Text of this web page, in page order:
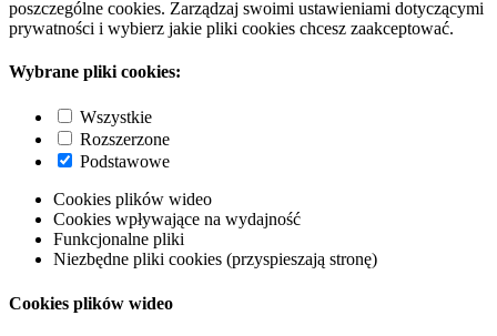
poszczególne cookies. Zarządzaj swoimi ustawieniami dotyczącymi
prywatności i wybierz jakie pliki cookies chcesz zaakceptować.
Wybrane pliki cookies:
Wszystkie
Rozszerzone
Podstawowe
Cookies plików wideo
Cookies wpływające na wydajność
Funkcjonalne pliki
Niezbędne pliki cookies (przyspieszają stronę)
Cookies plików wideo